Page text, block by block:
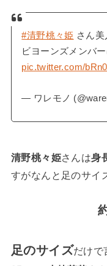
#清野桃々姫 さん美
ビヨーンズメンバ
pic.twitter.com/
— ワレモノ
清野桃々姫さんは身
すがなんと足のサイ
足のサイズだけで